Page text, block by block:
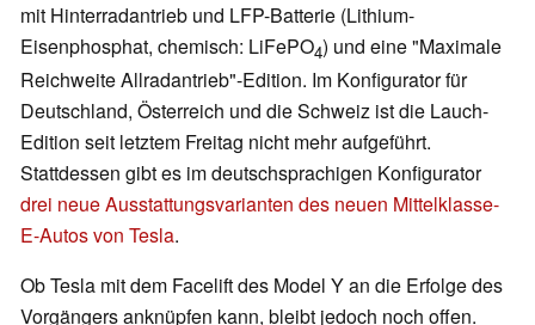
mit Hinterradantrieb und LFP-Batterie (Lithium-
Eisenphosphat, chemisch: LiFePO4) und eine "Maximale
Reichweite Allradantrieb"-Edition. Im Konfigurator für
Deutschland, Österreich und die Schweiz ist die Lauch-
Edition seit letztem Freitag nicht mehr aufgeführt.
Stattdessen gibt es im deutschsprachigen Konfigurator
drei neue Ausstattungsvarianten des neuen Mittelklasse-
E-Autos von Tesla.
Ob Tesla mit dem Facelift des Model Y an die Erfolge des
Vorgängers anknüpfen kann, bleibt jedoch noch offen.